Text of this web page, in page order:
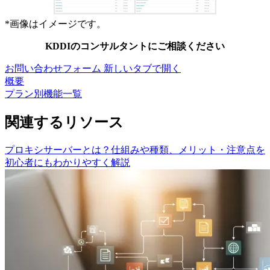
*画像はイメージです。
KDDIのコンサルタントにご相談ください
お問い合わせフォーム 新しいタブで開く
概要
プラン別機能一覧
関連するリソース
プロキシサーバーとは？仕組みや種類、メリット・注意点を
初心者にもわかりやすく解説